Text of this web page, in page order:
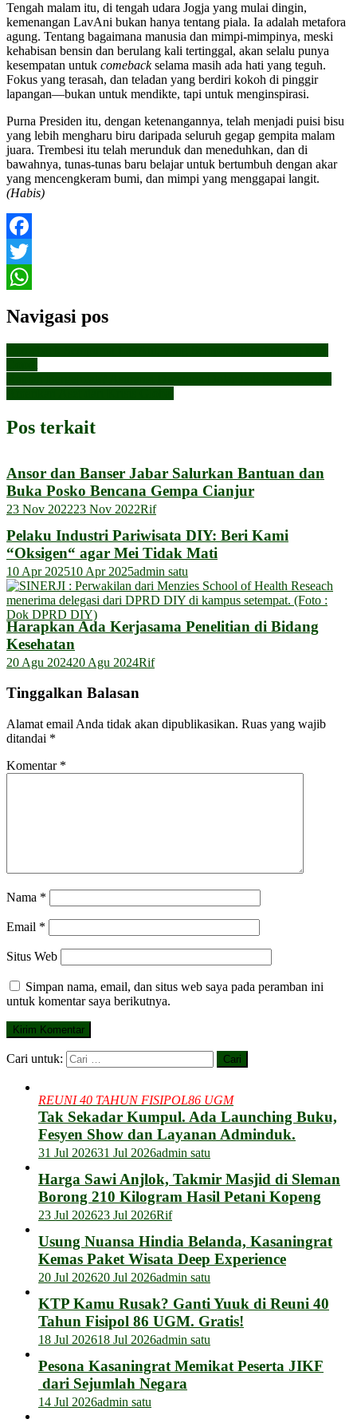
Tengah malam itu, di tengah udara Jogja yang mulai dingin,
kemenangan LavAni bukan hanya tentang piala. Ia adalah metafora
agung. Tentang bagaimana manusia dan mimpi-mimpinya, meski
kehabisan bensin dan berulang kali tertinggal, akan selalu punya
kesempatan untuk comebackselama masih ada hati yang teguh.
Fokus yang terasah, dan teladan yang berdiri kokoh di pinggir
lapangan—bukan untuk mendikte, tapi untuk menginspirasi.
Purna Presiden itu, dengan ketenangannya, telah menjadi puisi bisu
yang lebih mengharu biru daripada seluruh gegap gempita malam
juara. Trembesi itu telah merunduk dan meneduhkan, dan di
bawahnya, tunas-tunas baru belajar untuk bertumbuh dengan akar
yang mencengkeram bumi, dan mimpi yang menggapai langit.
(Habis)
Facebook
Twitter
Navigasi pos
Pos terkait
Ansor dan Banser Jabar Salurkan Bantuan dan
Buka Posko Bencana Gempa Cianjur
23 Nov 202223 Nov 2022Rif
Pelaku Industri Pariwisata DIY: Beri Kami
“Oksigen“ agar Mei Tidak Mati
10 Apr 202510 Apr 2025admin satu
Harapkan Ada Kerjasama Penelitian di Bidang
Kesehatan
20 Agu 202420 Agu 2024Rif
Tinggalkan Balasan
Alamat email Anda tidak akan dipublikasikan. Ruas yang wajib
ditandai *
Komentar *
Nama *
Email *
Situs Web
Simpan nama, email, dan situs web saya pada peramban ini
untuk komentar saya berikutnya.
Cari untuk:
REUNI 40 TAHUN FISIPOL86 UGM
Tak Sekadar Kumpul. Ada Launching Buku,
Fesyen Show dan Layanan Adminduk.
31 Jul 202631 Jul 2026admin satu
Harga Sawi Anjlok, Takmir Masjid di Sleman
Borong 210 Kilogram Hasil Petani Kopeng
23 Jul 202623 Jul 2026Rif
Usung Nuansa Hindia Belanda, Kasaningrat
Kemas Paket Wisata Deep Experience
20 Jul 202620 Jul 2026admin satu
KTP Kamu Rusak? Ganti Yuuk di Reuni 40
Tahun Fisipol 86 UGM. Gratis!
18 Jul 202618 Jul 2026admin satu
Pesona Kasaningrat Memikat Peserta JIKF
dari Sejumlah Negara
14 Jul 2026admin satu